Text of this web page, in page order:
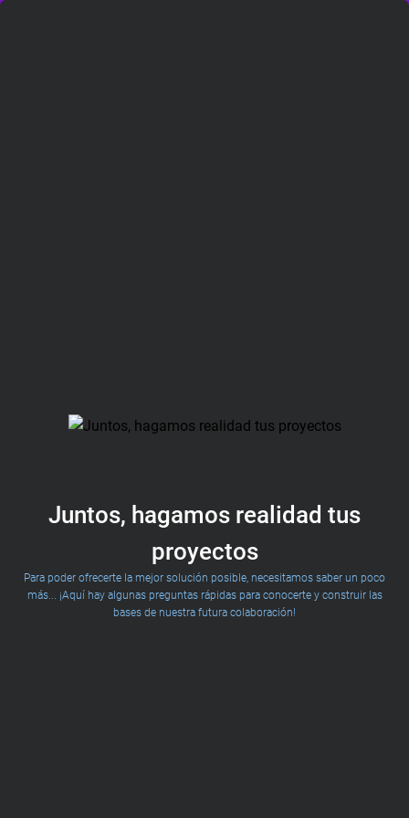
Juntos, hagamos realidad tus
proyectos
Para poder ofrecerte la mejor solución posible, necesitamos saber un poco
más... ¡Aquí hay algunas preguntas rápidas para conocerte y construir las
bases de nuestra futura colaboración!